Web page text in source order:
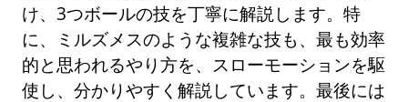
け、3つボールの技を丁寧に解説します。特
に、ミルズメスのような複雑な技も、最も効率
的と思われるやり方を、スローモーションを駆
使し、分かりやすく解説しています。最後には